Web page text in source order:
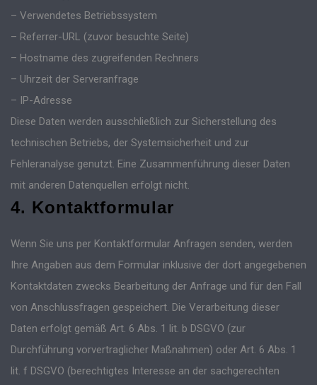
– Verwendetes Betriebssystem
– Referrer-URL (zuvor besuchte Seite)
– Hostname des zugreifenden Rechners
– Uhrzeit der Serveranfrage
– IP-Adresse
Diese Daten werden ausschließlich zur Sicherstellung des
technischen Betriebs, der Systemsicherheit und zur
Fehleranalyse genutzt. Eine Zusammenführung dieser Daten
mit anderen Datenquellen erfolgt nicht.
4. Kontaktformular
Wenn Sie uns per Kontaktformular Anfragen senden, werden
Ihre Angaben aus dem Formular inklusive der dort angegebenen
Kontaktdaten zwecks Bearbeitung der Anfrage und für den Fall
von Anschlussfragen gespeichert. Die Verarbeitung dieser
Daten erfolgt gemäß Art. 6 Abs. 1 lit. b DSGVO (zur
Durchführung vorvertraglicher Maßnahmen) oder Art. 6 Abs. 1
lit. f DSGVO (berechtigtes Interesse an der sachgerechten